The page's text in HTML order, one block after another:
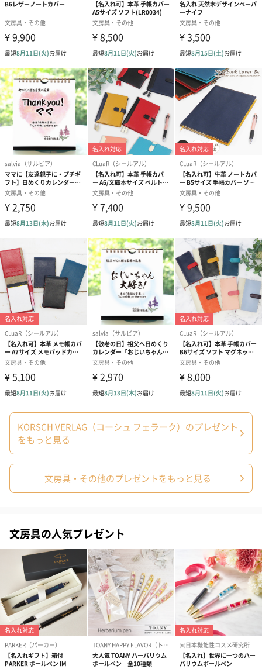
商品詳細情報
素材
紙製
本体サイズ
幅170mm×奥行130mm×高さ250mm
本体重量
90g
パッケージ外
ビニール袋
パッケージ外
装サイズ
幅300mm×奥行3mm×高さ250mm
パッケージ全
体重量
90g
製造国 ドイツ
商品オプション情報
メッセージカード（通常・写真・グリーティング）
誕生日や結婚祝い・出産祝いなど、様々なシーンのメッセージカ
ードを同梱します。
メッセージカードや封筒のデザインは一部変更する場合がありま
す。
写真付きメッセージカ
ード（680円）
ード（Thank you）ピ
ンク（680円）
【誕生日】
Birthday ホワ
刷なし）（
生花
生花のブーケを同梱します。
※9-15時にご注文いただく場合、最短のお届け可能日が通常より
も1日遅くなります。
KORSCH VERLAG（コーシュ フェラーク）のプレゼント
をもっと見る
文房具・その他のプレゼントをもっと見る
文房具の人気プレゼント